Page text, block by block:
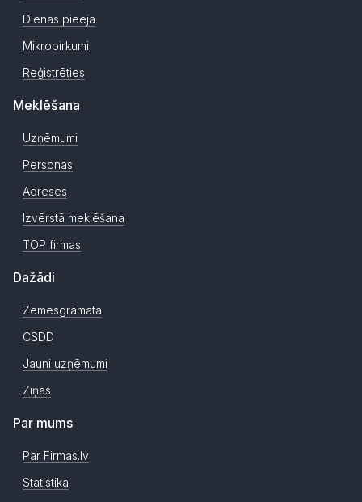
Dienas pieeja
Mikropirkumi
Reģistrēties
Meklēšana
Uzņēmumi
Personas
Adreses
Izvērstā meklēšana
TOP firmas
Dažādi
Zemesgrāmata
CSDD
Jauni uzņēmumi
Ziņas
Par mums
Par Firmas.lv
Statistika